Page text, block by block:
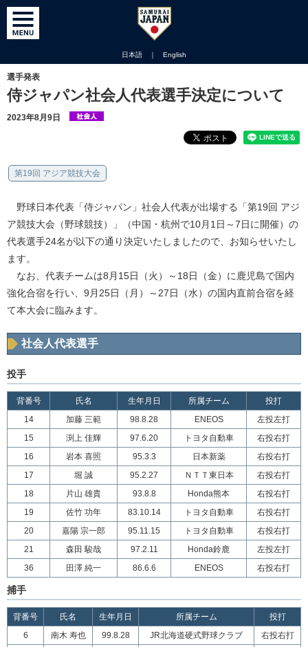
日本語 ｜ English
選手発表
侍ジャパン社会人代表選手決定について
2023年8月9日
第19回 アジア競技大会
野球日本代表「侍ジャパン」社会人代表が出場する「第19回 アジ
ア競技大会（野球競技）」（中国・杭州で10月1日～7日に開催）の
代表選手24名が以下の通り決定いたしましたので、お知らせいたし
ます。
なお、代表チームは8月15日（火）～18日（金）に鹿児島で国内
強化合宿を行い、9月25日（月）～27日（水）の国内直前合宿を経
て本大会に臨みます。
社会人代表選手
投手
背番号 氏名 生年月日 所属チーム
投打
14
加藤 三範 98.8.28 ENEOS
左投左打
15
渕上 佳輝 97.6.20 トヨタ自動車
右投右打
16
岩本 喜照 95.3.3 日本新薬
右投右打
17
堀 誠 95.2.27 ＮＴＴ東日本
右投右打
18
片山 雄貴 93.8.8 Honda熊本
右投右打
19
佐竹 功年 83.10.14 トヨタ自動車
右投右打
20
嘉陽 宗一郎 95.11.15 トヨタ自動車
右投右打
21
森田 駿哉 97.2.11 Honda鈴鹿
左投左打
36
田澤 純一 86.6.6 ENEOS 右投右打
捕手
背番号 氏名 生年月日 所属チーム
投打
6
南木 寿也 99.8.28 JR北海道硬式野球クラブ
右投右打